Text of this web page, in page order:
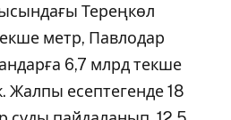
Тереңкөл
метр, Павлодар
6,7 млрд текше
Жалпы есептегенде 18